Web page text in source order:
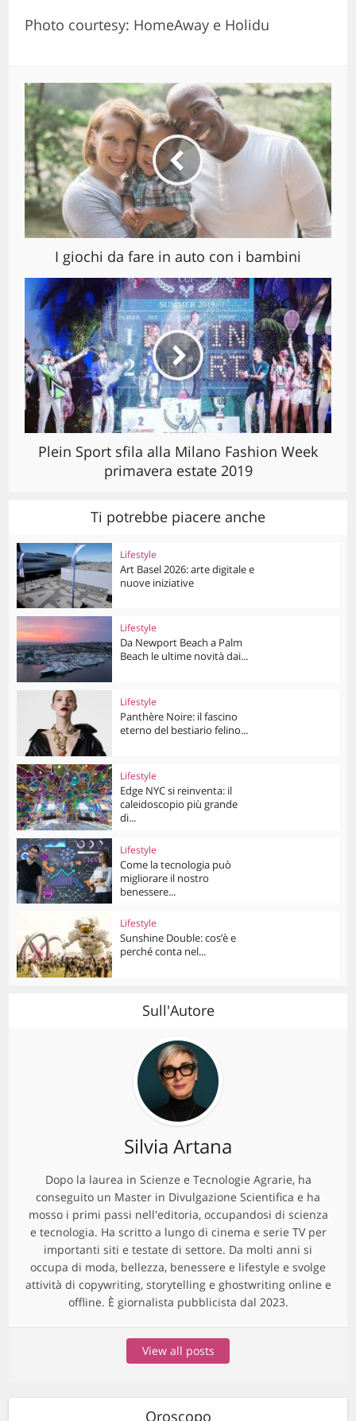
Photo courtesy: HomeAway e Holidu
I giochi da fare in auto con i bambini
Plein Sport sfila alla Milano Fashion Week
primavera estate 2019
Ti potrebbe piacere anche
Lifestyle
Art Basel 2026: arte digitale e
nuove iniziative
Lifestyle
Da Newport Beach a Palm
Beach le ultime novità dai...
Lifestyle
Panthère Noire: il fascino
eterno del bestiario felino...
Lifestyle
Edge NYC si reinventa: il
caleidoscopio più grande
di...
Lifestyle
Come la tecnologia può
migliorare il nostro
benessere...
Lifestyle
Sunshine Double: cos’è e
perché conta nel...
Sull'Autore
Silvia Artana
Dopo la laurea in Scienze e Tecnologie Agrarie, ha
conseguito un Master in Divulgazione Scientifica e ha
mosso i primi passi nell'editoria, occupandosi di scienza
e tecnologia. Ha scritto a lungo di cinema e serie TV per
importanti siti e testate di settore. Da molti anni si
occupa di moda, bellezza, benessere e lifestyle e svolge
attività di copywriting, storytelling e ghostwriting online e
offline. È giornalista pubblicista dal 2023.
View all posts
Oroscopo